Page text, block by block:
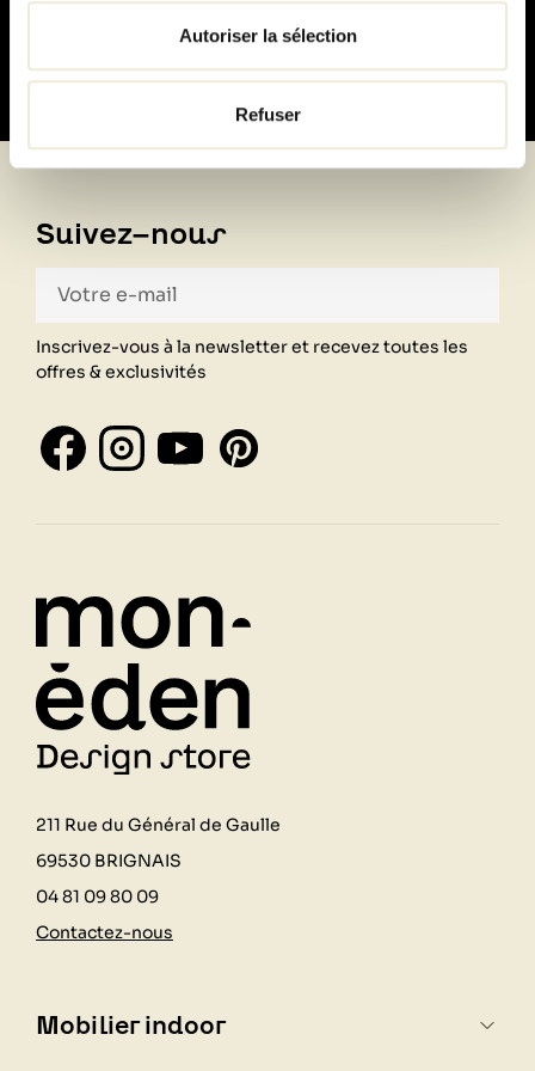
Autoriser la sélection
Refuser
100% sécurisé
Suivez-nous
Inscrivez-vous à la newsletter et recevez toutes les
offres & exclusivités
211 Rue du Général de Gaulle
69530 BRIGNAIS
04 81 09 80 09
Contactez-nous
Mobilier indoor